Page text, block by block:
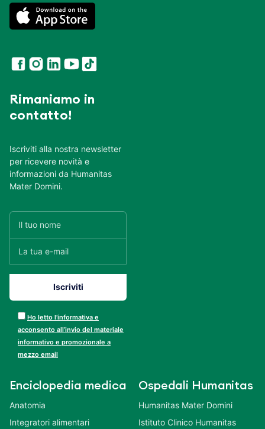
Rimaniamo in
contatto!
Iscriviti alla nostra newsletter
per ricevere novità e
informazioni da Humanitas
Mater Domini.
Ho letto l’informativa e
acconsento all’invio del materiale
informativo e promozionale a
mezzo email
Enciclopedia medica
Anatomia
Integratori alimentari
Ospedali Humanitas
Humanitas Mater Domini
Istituto Clinico Humanitas